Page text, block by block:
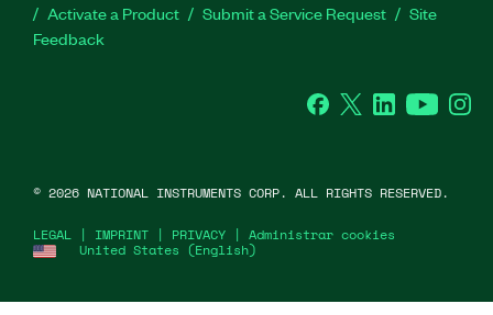
Activate a Product
Submit a Service Request
Site
Feedback
Facebook
Twitter LinkedInYouTube
United States (English)
LEGAL | IMPRINT | PRIVACY | Administrar cookies
© 2026 NATIONAL INSTRUMENTS CORP. ALL RIGHTS RESERVED.